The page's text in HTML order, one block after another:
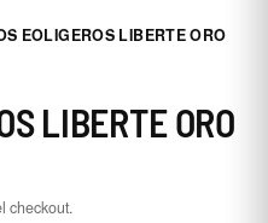
EOLIGEROS LIBERTE ORO
LIBERTE ORO
checkout.